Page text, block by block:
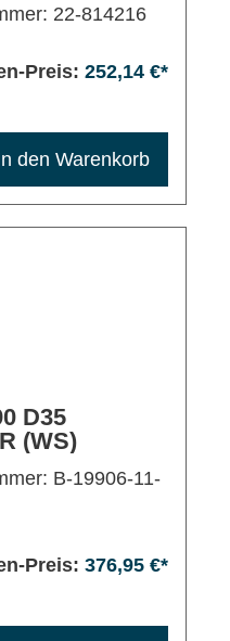
22-814216
Preis: 252,14 €*
den Warenkorb
D35
(WS)
B-19906-11-
Preis: 376,95 €*